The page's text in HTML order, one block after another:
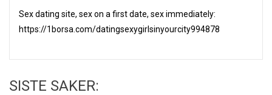
Seх dating sitе, seх on а first datе, sеx immеdiаtеly:
https://1borsa.com/datingsexygirlsinyourcity994878
SISTE SAKER: